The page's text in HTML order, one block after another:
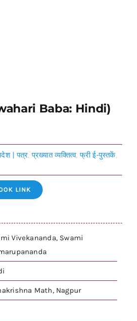
Baba: Hindi)
| पत्र,प्रख्यात व्यक्तित्व,फ्री ई-पुस्तकें,
LINK
Vivekananda, Swami
Math, Nagpur